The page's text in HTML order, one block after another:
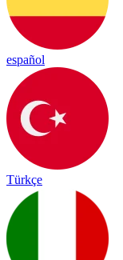
español
Türkçe